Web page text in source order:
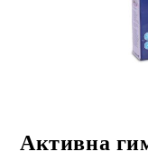
Активна